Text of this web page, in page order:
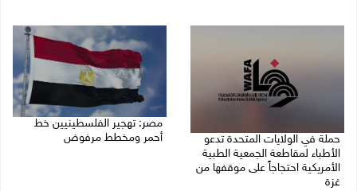
حملة في الولايات المتحدة تدعو
الأطباء لمقاطعة الجمعية الطبية
الأمريكية احتجاجاً على موقفها من
غزة
مصر: تهجير الفلسطينيين خط
أحمر ومخطط مرفوض